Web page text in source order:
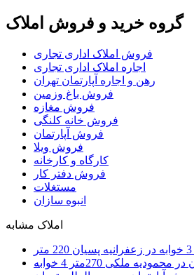
گروه خرید و فروش املاک
فروش املاک اداری تجاری
اجاره املاک اداری تجاری
رهن و اجاره آپارتمان تهران
فروش باغ وزمین
فروش مغازه
فروش خانه کلنگی
فروش آپارتمان
فروش ویلا
کارگاه و کارخانه
فروش دفتر کار
مستغلات
انبوه سازان
املاک مشابه
ملکی 270متر 4 خوابه